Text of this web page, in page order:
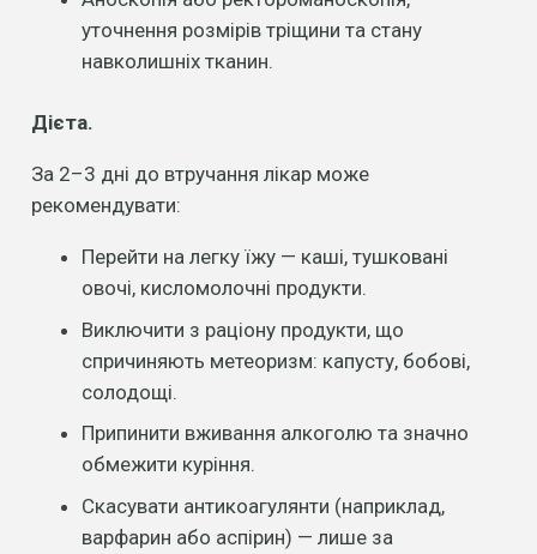
уточнення розмірів тріщини та стану
навколишніх тканин.
Дієта.
За 2–3 дні до втручання лікар може
рекомендувати:
Перейти на легку їжу — каші, тушковані
овочі, кисломолочні продукти.
Виключити з раціону продукти, що
спричиняють метеоризм: капусту, бобові,
солодощі.
Припинити вживання алкоголю та значно
обмежити куріння.
Скасувати антикоагулянти (наприклад,
варфарин або аспірин) — лише за